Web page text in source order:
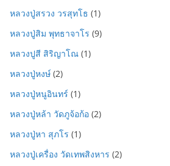
หลวงปู่สรวง วรสุทโธ (1)
หลวงปู่สิม พุทธาจาโร (9)
หลวงปูสี สิริญาโณ (1)
หลวงปู่หงษ์ (2)
หลวงปู่หนูอินทร์ (1)
หลวงปู่หล้า วัดภูจ้อก้อ (2)
หลวงปู่หา สุภโร (1)
หลวงปู่เครื่อง วัดเทพสิงหาร (2)